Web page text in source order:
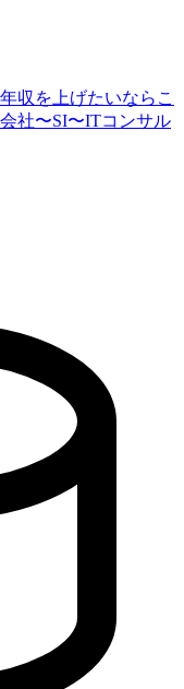
収を上げたいならこ
社〜SI〜ITコンサル